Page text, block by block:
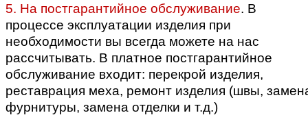
5. На постгарантийное обслуживание. В
процессе эксплуатации изделия при
необходимости вы всегда можете на нас
рассчитывать. В платное постгарантийное
обслуживание входит: перекрой изделия,
реставрация меха, ремонт изделия (швы,
фурнитуры, замена отделки и т.д.)